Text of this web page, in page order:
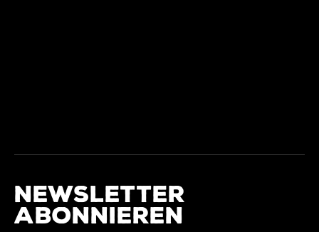
NEWSLETTER
ABONNIEREN